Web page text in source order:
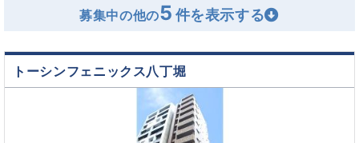
募集中の他の5
トーシンフェニックス八丁堀